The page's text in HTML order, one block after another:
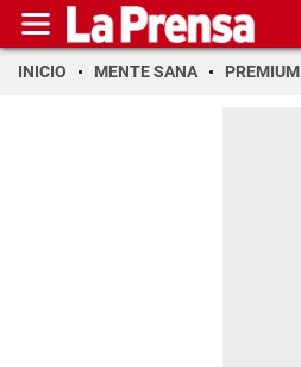
INICIO MENTE SANA PREMIUM